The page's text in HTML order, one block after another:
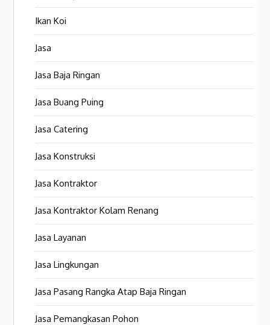
Ikan Koi
Jasa
Jasa Baja Ringan
Jasa Buang Puing
Jasa Catering
Jasa Konstruksi
Jasa Kontraktor
Jasa Kontraktor Kolam Renang
Jasa Layanan
Jasa Lingkungan
Jasa Pasang Rangka Atap Baja Ringan
Jasa Pemangkasan Pohon